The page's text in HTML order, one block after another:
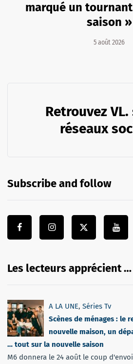
marqué un
saison »
5 août 2026
Retrouvez
réseaux
Subscribe and follow
Les lecteurs apprécient …
A LA UNE, Séries Tv
Scènes de ménages : le
nouvelle maison, un
… tout sur la nouvelle saison
M6 donnera le 24 août le coup